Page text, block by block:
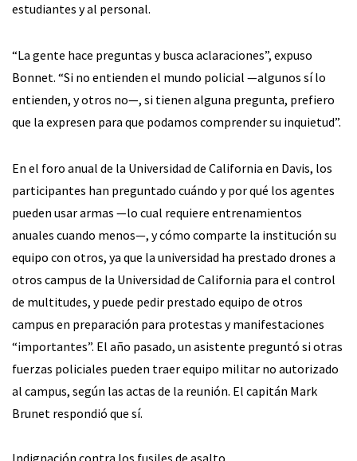
estudiantes y al personal.
“La gente hace preguntas y busca aclaraciones”, expuso
Bonnet. “Si no entienden el mundo policial —algunos sí lo
entienden, y otros no—, si tienen alguna pregunta, prefiero
que la expresen para que podamos comprender su inquietud”.
En el foro anual de la Universidad de California en Davis, los
participantes han preguntado cuándo y por qué los agentes
pueden usar armas —lo cual requiere entrenamientos
anuales cuando menos—, y cómo comparte la institución su
equipo con otros, ya que la universidad ha prestado drones a
otros campus de la Universidad de California para el control
de multitudes, y puede pedir prestado equipo de otros
campus en preparación para protestas y manifestaciones
“importantes”. El año pasado, un asistente preguntó si otras
fuerzas policiales pueden traer equipo militar no autorizado
al campus, según las actas de la reunión. El capitán Mark
Brunet respondió que sí.